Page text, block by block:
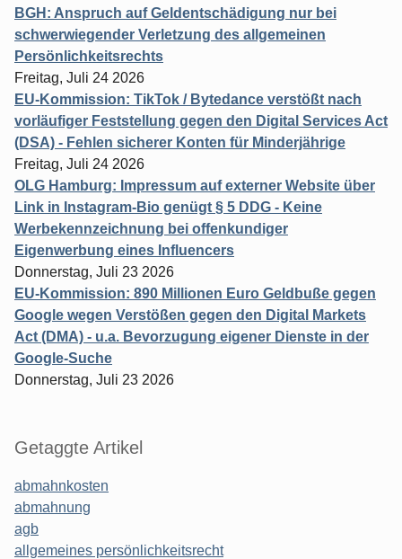
BGH: Anspruch auf Geldentschädigung nur bei
schwerwiegender Verletzung des allgemeinen
Persönlichkeitsrechts
Freitag, Juli 24 2026
EU-Kommission: TikTok / Bytedance verstößt nach
vorläufiger Feststellung gegen den Digital Services Act
(DSA) - Fehlen sicherer Konten für Minderjährige
Freitag, Juli 24 2026
OLG Hamburg: Impressum auf externer Website über
Link in Instagram-Bio genügt § 5 DDG - Keine
Werbekennzeichnung bei offenkundiger
Eigenwerbung eines Influencers
Donnerstag, Juli 23 2026
EU-Kommission: 890 Millionen Euro Geldbuße gegen
Google wegen Verstößen gegen den Digital Markets
Act (DMA) - u.a. Bevorzugung eigener Dienste in der
Google-Suche
Donnerstag, Juli 23 2026
Getaggte Artikel
abmahnkosten
abmahnung
agb
allgemeines persönlichkeitsrecht